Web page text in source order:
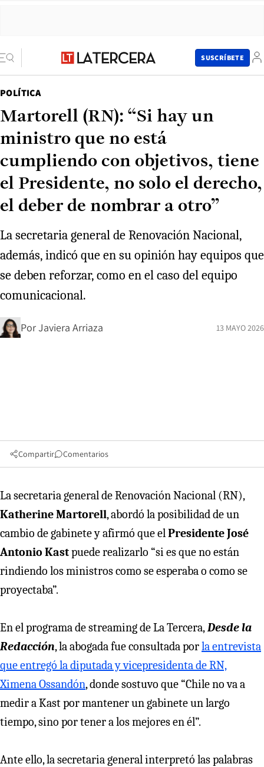
SUSCRÍBETE
POLÍTICA
Martorell (RN): “Si hay un
ministro que no está
cumpliendo con objetivos, tiene
el Presidente, no solo el derecho,
el deber de nombrar a otro”
La secretaria general de Renovación Nacional,
además, indicó que en su opinión hay equipos que
se deben reforzar, como en el caso del equipo
comunicacional.
PorJaviera Arriaza 13 MAYO 2026
Compartir Comentarios
La secretaria general de Renovación Nacional (RN),
Katherine Martorell, abordó la posibilidad de un
cambio de gabinete y afirmó que elPresidente José
Antonio Kastpuede realizarlo “si es que no están
rindiendo los ministros como se esperaba o como se
proyectaba”.
En el programa de streaming de La Tercera,Desde la
Redacción, la abogada fue consultada porla entrevista
que entregó la diputada y vicepresidenta de RN,
Ximena Ossandón, donde sostuvo que “Chile no va a
medir a Kast por mantener un gabinete un largo
tiempo, sino por tener a los mejores en él”.
Ante ello, la secretaria general interpretó las palabras